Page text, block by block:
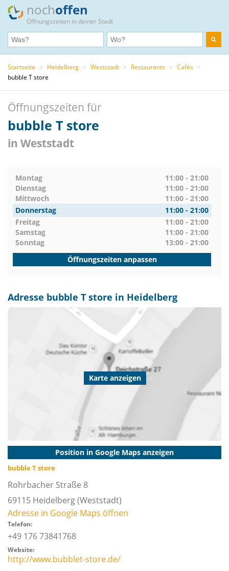
nochoffen
Öffnungszeiten in deiner Stadt
Startseite > Heidelberg > Weststadt > Restaurants > Cafés >
bubble T store
Öffnungszeiten für
bubble T store
in Weststadt
Montag
11:00 - 21:00
Dienstag
11:00 - 21:00
Mittwoch
11:00 - 21:00
Donnerstag
11:00 - 21:00
Freitag
11:00 - 21:00
Samstag
11:00 - 21:00
Sonntag
13:00 - 21:00
Öffnungszeiten anpassen
Adresse bubble T store in Heidelberg
Karte anzeigen
Position in Google Maps anzeigen
bubble T store
Rohrbacher Straße 8
69115 Heidelberg(Weststadt)
Adresse in Google Maps öffnen
Telefon:
+49 176 73841768
Website:
http://www.bubblet-store.de/